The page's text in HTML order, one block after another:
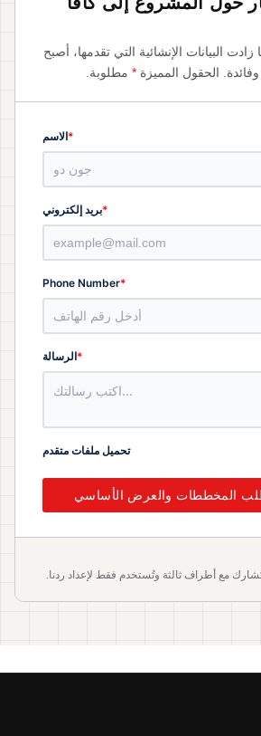
زادت البيانات الإنشائية التي تقدمها، أصبح
وفائدة. الحقول المميزة * مطلوبة.
الاسم*
بريد إلكتروني*
Phone Number*
الرسالة*
تحميل ملفات متقدم
مع أطراف ثالثة وتُستخدم فقط لإعداد ردنا.